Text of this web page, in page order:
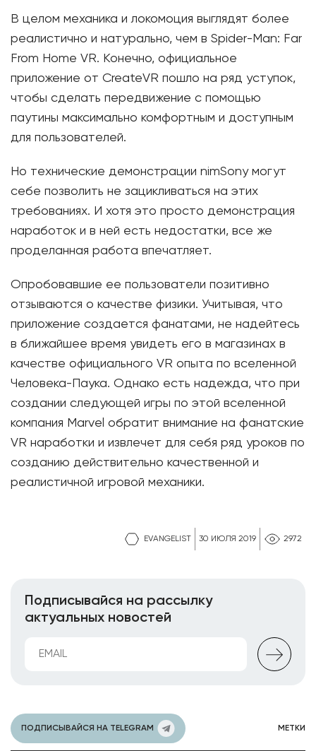
EVANGELIST 30 ИЮЛЯ 2019 2972
В целом механика и локомоция выглядят более
реалистично и натурально, чем в Spider-Man: Far
From Home VR. Конечно, официальное
приложение от CreateVR пошло на ряд уступок,
чтобы сделать передвижение с помощью
паутины максимально комфортным и доступным
для пользователей.
Но технические демонстрации nimSony могут
себе позволить не зацикливаться на этих
требованиях. И хотя это просто демонстрация
наработок и в ней есть недостатки, все же
проделанная работа впечатляет.
Опробовавшие ее пользователи позитивно
отзываются о качестве физики. Учитывая, что
приложение создается фанатами, не надейтесь
в ближайшее время увидеть его в магазинах в
качестве официального VR опыта по вселенной
Человека-Паука. Однако есть надежда, что при
создании следующей игры по этой вселенной
компания Marvel обратит внимание на фанатские
VR наработки и извлечет для себя ряд уроков по
созданию действительно качественной и
реалистичной игровой механики.
Подписывайся на рассылку
актуальных новостей
ПОДПИСЫВАЙСЯ НА TELEGRAM МЕТКИ